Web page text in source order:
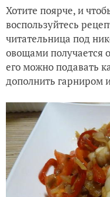
Хотите поярче, и
воспользуйтесь
читательница под
овощами получается
его можно подавать
дополнить гарниром